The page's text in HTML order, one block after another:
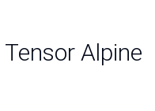
Alpine